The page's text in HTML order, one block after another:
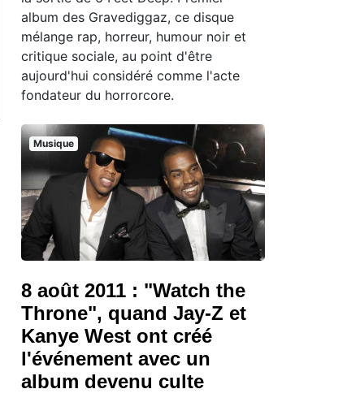
album des Gravediggaz, ce disque
mélange rap, horreur, humour noir et
critique sociale, au point d'être
aujourd'hui considéré comme l'acte
fondateur du horrorcore.
Musique
8 août 2011 : "Watch the
Throne", quand Jay-Z et
Kanye West ont créé
l'événement avec un
album devenu culte